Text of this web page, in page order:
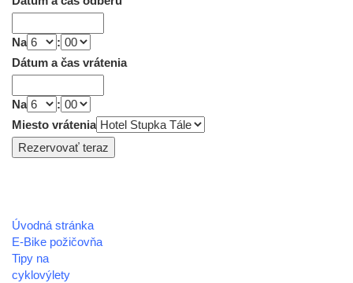
Na
:
Dátum a čas vrátenia
Na
:
Miesto vrátenia
Úvodná stránka
E-Bike požičovňa
Tipy na
cyklovýlety